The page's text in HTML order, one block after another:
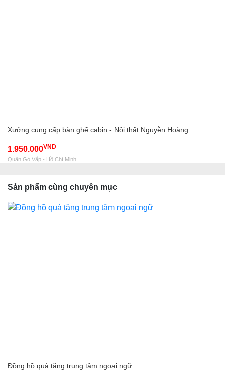
Xưởng cung cấp bàn ghế cabin - Nội thất Nguyễn Hoàng
1.950.000VND
Quận Gò Vấp - Hồ Chí Minh
Sản phẩm cùng chuyên mục
Đồng hồ quà tặng trung tâm ngoại ngữ